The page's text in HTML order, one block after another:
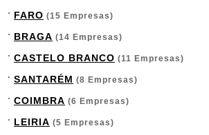
FARO (15 Empresas)
BRAGA (14 Empresas)
CASTELO BRANCO (11 Empresas)
SANTARÉM (8 Empresas)
COIMBRA (6 Empresas)
LEIRIA (5 Empresas)